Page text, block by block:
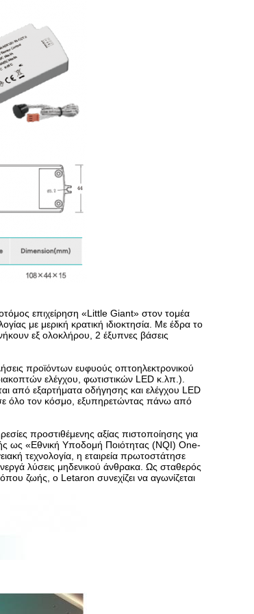
επιχείρηση «Little Giant» στον τομέα
με μερική κρατική ιδιοκτησία. Με έδρα το
εξ ολοκλήρου, 2 έξυπνες βάσεις
προϊόντων ευφυούς οπτοηλεκτρονικού
ελέγχου, φωτιστικών LED κ.λπ.).
από εξαρτήματα οδήγησης και ελέγχου LED
όλο τον κόσμο, εξυπηρετώντας πάνω από
προστιθέμενης αξίας πιστοποίησης για
ως «Εθνική Υποδομή Ποιότητας (NQI) One-
τεχνολογία, η εταιρεία πρωτοστάτησε
λύσεις μηδενικού άνθρακα. Ως σταθερός
ζωής, ο Letaron συνεχίζει να αγωνίζεται